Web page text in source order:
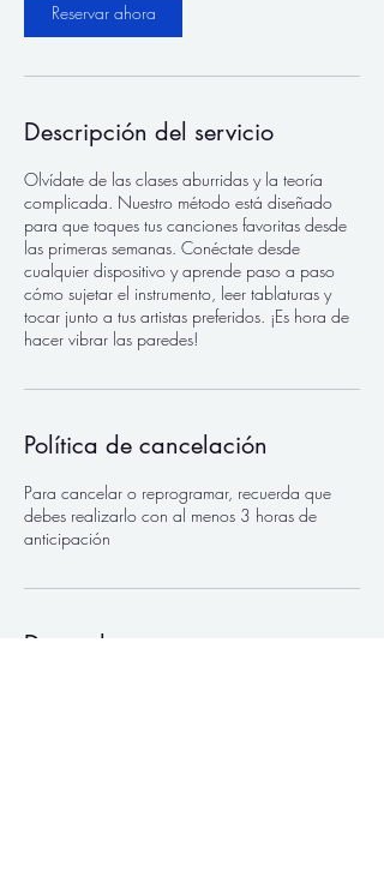
Reservar ahora
Descripción del servicio
Olvídate de las clases aburridas y la teoría
complicada. Nuestro método está diseñado
para que toques tus canciones favoritas desde
las primeras semanas. Conéctate desde
cualquier dispositivo y aprende paso a paso
cómo sujetar el instrumento, leer tablaturas y
tocar junto a tus artistas preferidos. ¡Es hora de
hacer vibrar las paredes!
Política de cancelación
Para cancelar o reprogramar, recuerda que
debes realizarlo con al menos 3 horas de
anticipación
Datos de contacto